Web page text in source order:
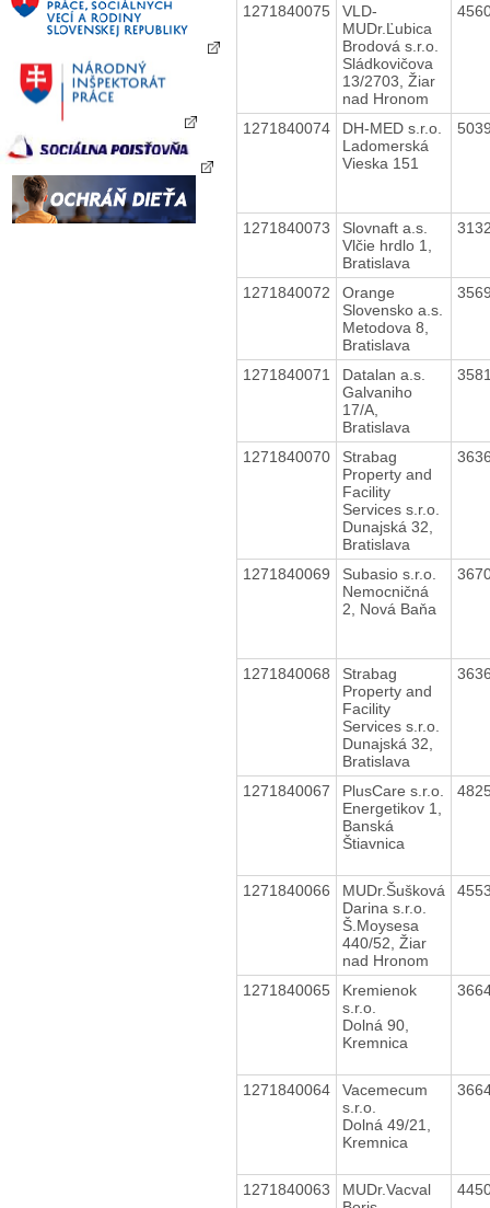
1271840075
VLD-
MUDr.Ľubica
Brodová s.r.o.
Sládkovičova
13/2703, Žiar
nad Hronom
1271840074
DH-MED s.r.o.
Ladomerská
Vieska 151
1271840073
Slovnaft a.s.
Vlčie hrdlo 1,
Bratislava
1271840072
Orange
Slovensko a.s.
Metodova 8,
Bratislava
1271840071
Datalan a.s.
Galvaniho
17/A,
Bratislava
1271840070
Strabag
Property and
Facility
Services s.r.o.
Dunajská 32,
Bratislava
1271840069
Subasio s.r.o.
Nemocničná
2, Nová Baňa
1271840068
Strabag
Property and
Facility
Services s.r.o.
Dunajská 32,
Bratislava
1271840067
PlusCare s.r.o.
Energetikov 1,
Banská
Štiavnica
1271840066
MUDr.Šušková
Darina s.r.o.
Š.Moysesa
440/52, Žiar
nad Hronom
1271840065
Kremienok
s.r.o.
Dolná 90,
Kremnica
1271840064
Vacemecum
s.r.o.
Dolná 49/21,
Kremnica
1271840063
MUDr.Vacval